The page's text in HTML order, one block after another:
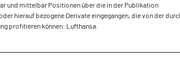
und mittelbar Positionen über die in der Publikation
hierauf bezogene Derivate eingegangen, die von der
profitieren können: Lufthansa.